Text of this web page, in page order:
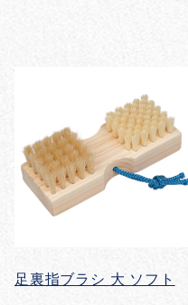
足裏指ブラシ 大 ソフト